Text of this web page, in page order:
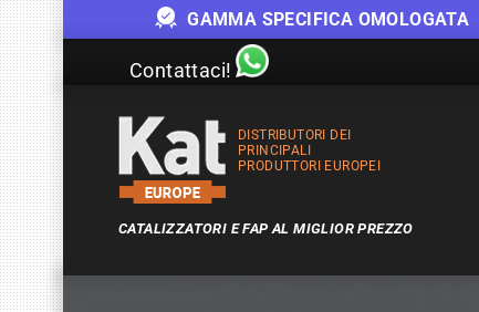
GAMMA SPECIFICA OMOLOGATA
Contattaci!
DISTRIBUTORI DEI
PRINCIPALI
PRODUTTORI EUROPEI
CATALIZZATORI E FAP AL MIGLIOR PREZZO